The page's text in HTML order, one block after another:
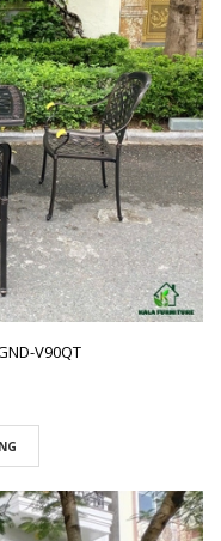
V90QT